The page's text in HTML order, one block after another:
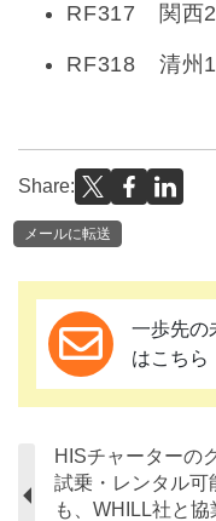
RF317 関西
RF318 清州
Share:
メールに転送
一歩先の
はこちら
HISチャーターの
試乗・レンタル可
も、WHILL社と協